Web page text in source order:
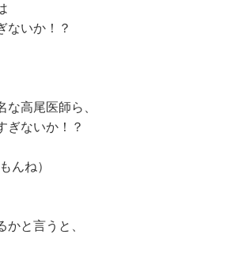
ないか！？
な高尾医師ら、
ぎないか！？
んね）
かと言うと、